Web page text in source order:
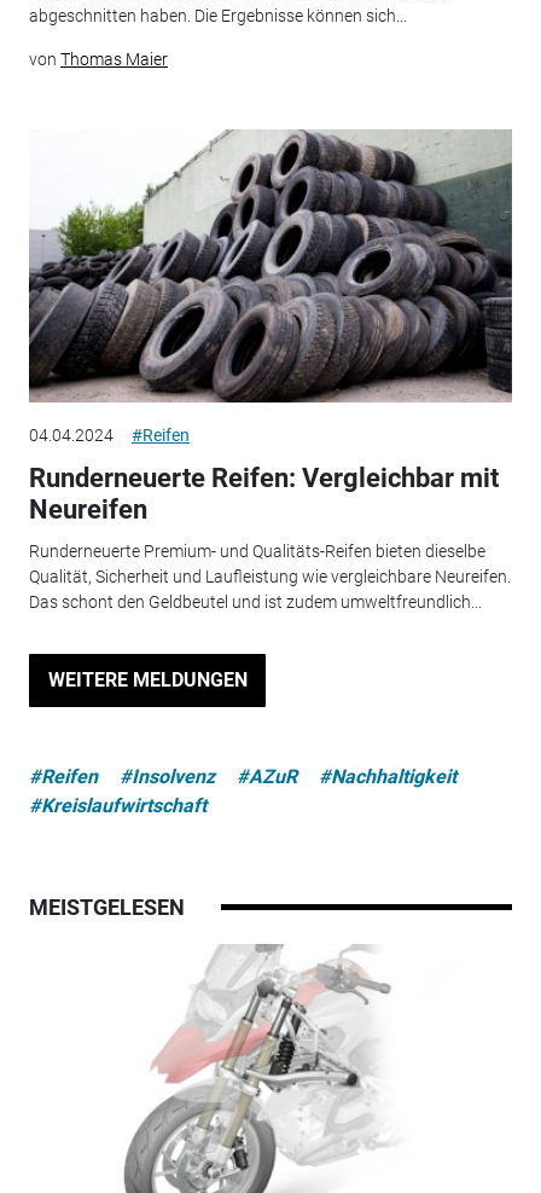
abgeschnitten haben. Die Ergebnisse können sich...
von Thomas Maier
04.04.2024 #Reifen
Runderneuerte Reifen: Vergleichbar mit
Neureifen
Runderneuerte Premium- und Qualitäts-Reifen bieten dieselbe
Qualität, Sicherheit und Laufleistung wie vergleichbare Neureifen.
Das schont den Geldbeutel und ist zudem umweltfreundlich...
WEITERE MELDUNGEN
#Reifen #Insolvenz #AZuR
#Nachhaltigkeit
#Kreislaufwirtschaft
MEISTGELESEN